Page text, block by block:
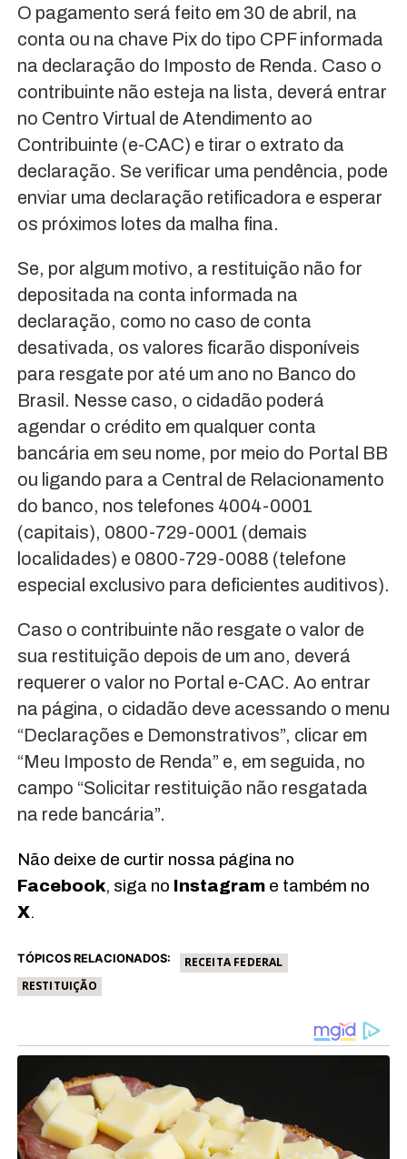
O pagamento será feito em 30 de abril, na
conta ou na chave Pix do tipo CPF informada
na declaração do Imposto de Renda. Caso o
contribuinte não esteja na lista, deverá entrar
no Centro Virtual de Atendimento ao
Contribuinte (e-CAC) e tirar o extrato da
declaração. Se verificar uma pendência, pode
enviar uma declaração retificadora e esperar
os próximos lotes da malha fina.
Se, por algum motivo, a restituição não for
depositada na conta informada na
declaração, como no caso de conta
desativada, os valores ficarão disponíveis
para resgate por até um ano no Banco do
Brasil. Nesse caso, o cidadão poderá
agendar o crédito em qualquer conta
bancária em seu nome, por meio do Portal BB
ou ligando para a Central de Relacionamento
do banco, nos telefones 4004-0001
(capitais), 0800-729-0001 (demais
localidades) e 0800-729-0088 (telefone
especial exclusivo para deficientes auditivos).
Caso o contribuinte não resgate o valor de
sua restituição depois de um ano, deverá
requerer o valor no Portal e-CAC. Ao entrar
na página, o cidadão deve acessando o menu
“Declarações e Demonstrativos”, clicar em
“Meu Imposto de Renda” e, em seguida, no
campo “Solicitar restituição não resgatada
na rede bancária”.
Não deixe de curtir nossa página no
Facebook, siga no Instagrame também no
X.
TÓPICOS RELACIONADOS:
RECEITA FEDERAL
RESTITUIÇÃO